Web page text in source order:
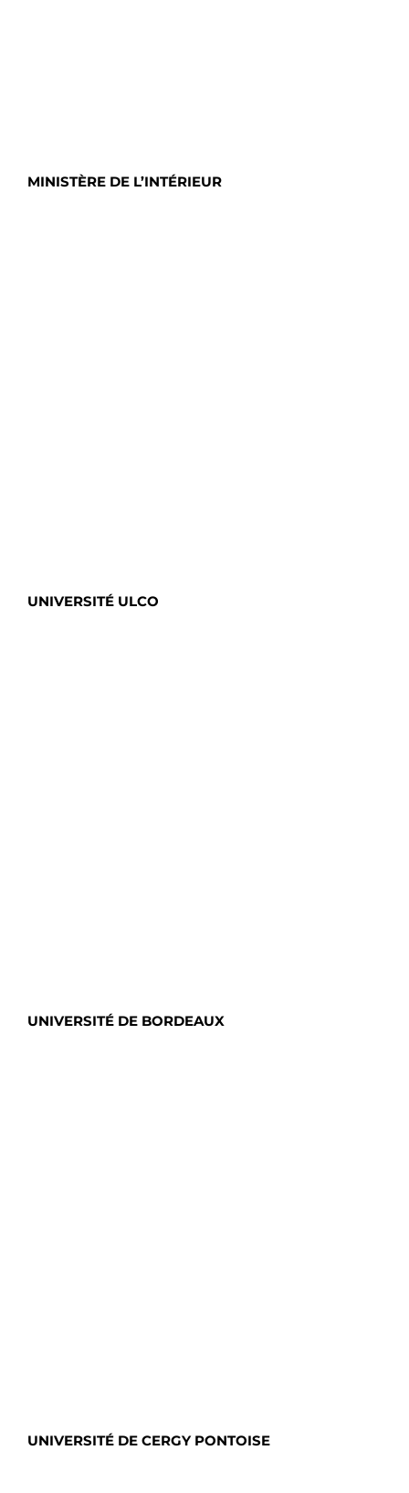
MINISTÈRE DE L’INTÉRIEUR
UNIVERSITÉ ULCO
UNIVERSITÉ DE BORDEAUX
UNIVERSITÉ DE CERGY PONTOISE